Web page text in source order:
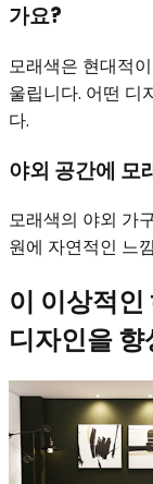
가요?
모래색은 현대적
울립니다. 어떤 디
다.
야외 공간에 모
모래색의 야외 가
원에 자연적인 느
이 이상적
디자인을